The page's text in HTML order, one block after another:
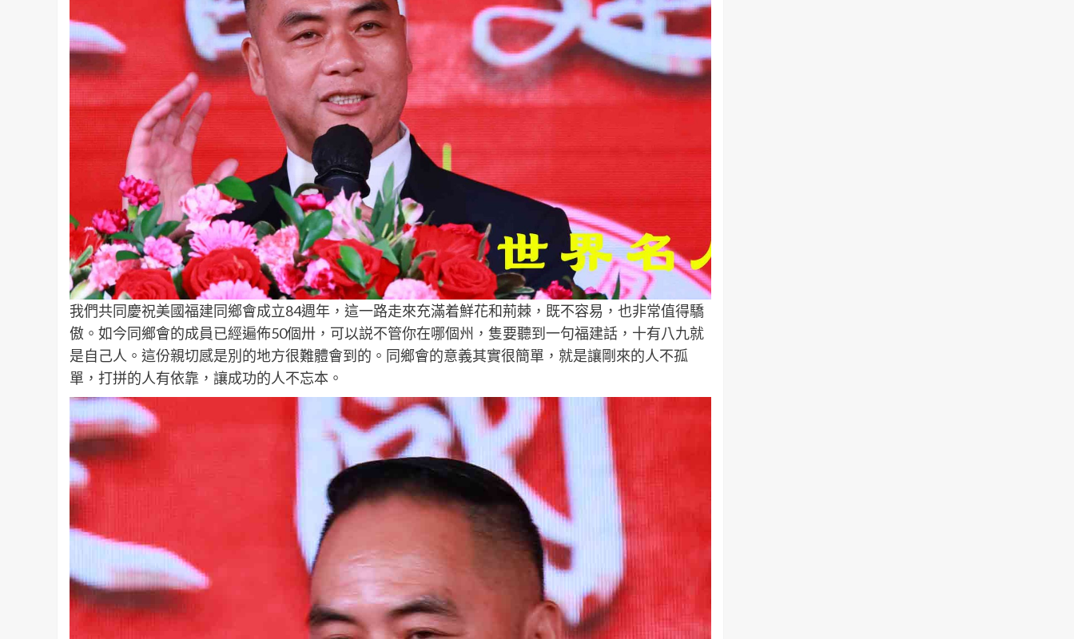
我們共同慶祝美國福建同鄉會成立84週年，這一路走來充滿着鮮花和荊棘，既不容易，也非常值得驕
傲。如今同鄉會的成員已經遍佈50個卅，可以説不管你在哪個州，隻要聽到一句福建話，十有八九就
是自己人。這份親切感是別的地方很難體會到的。同鄉會的意義其實很簡單，就是讓剛來的人不孤
單，打拼的人有依靠，讓成功的人不忘本。